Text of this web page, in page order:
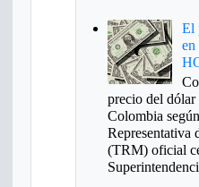
El
en
precio del dólar
Colombia
Representativa
(TRM) oficial